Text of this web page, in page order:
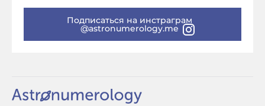
Подписаться на инстраграм
@astronumerology.me